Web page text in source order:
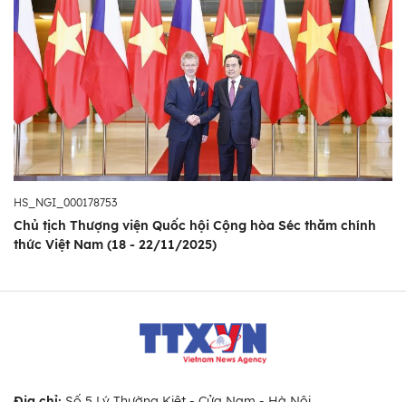
HS_NGI_000178753
Chủ tịch Thượng viện Quốc hội Cộng hòa Séc thăm chính
thức Việt Nam (18 - 22/11/2025)